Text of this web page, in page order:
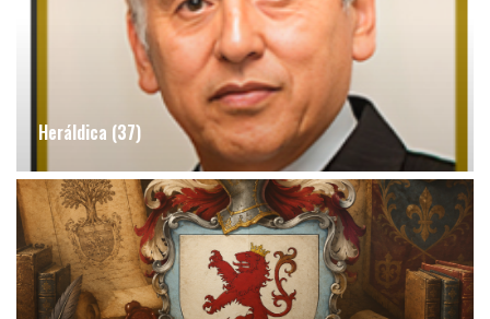
Heráldica (37)